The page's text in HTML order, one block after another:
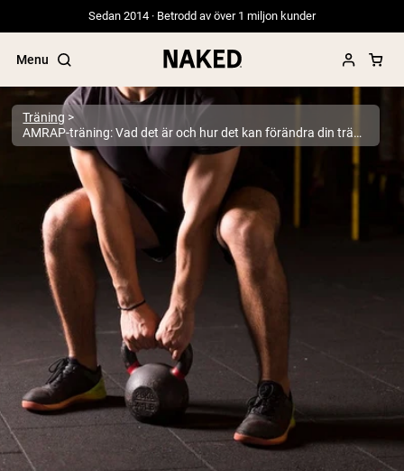
Sedan 2014 · Betrodd av över 1 miljon kunder
Menu
Populära söktermer
”Protein Powder“
”Overnight Oats“
”Vegan protein“
”Collagen“
”Micellar Casein“
PROTEIN POWDERS Best Seller
Gräsbetat vassleprotein
Vassleisolat från gräsbetande djur
Getproteinpulver från get
Micellärt kasein
Mass Gainer
Proteinkaffe
Träning
AMRAP-träning: Vad det är och hur det kan förändra din träning